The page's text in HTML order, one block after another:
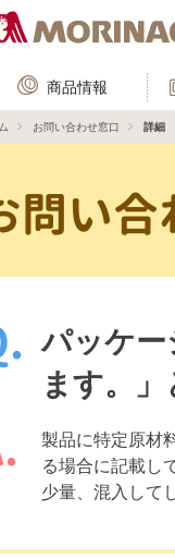
商品情報
お問い合わせ窓口 詳細
問い合
パッケー
ます。
製品に特定原材
る場合に記載し
少量、混入して